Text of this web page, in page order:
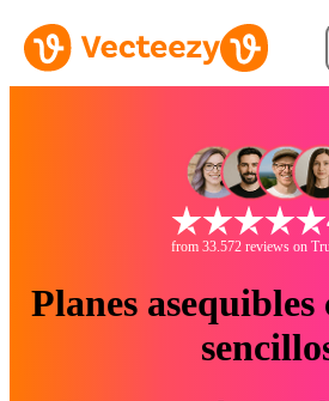
from 33.572 reviews on
Planes asequibles